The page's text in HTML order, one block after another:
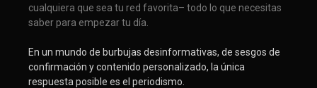
cualquiera que sea tu red favorita– todo lo que necesitas
saber para empezar tu día.
En un mundo de burbujas desinformativas, de sesgos de
confirmación y contenido personalizado, la única
respuesta posible es el periodismo.